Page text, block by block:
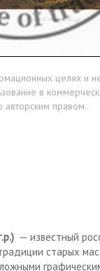
целях и
в
правом.
— известный
старых